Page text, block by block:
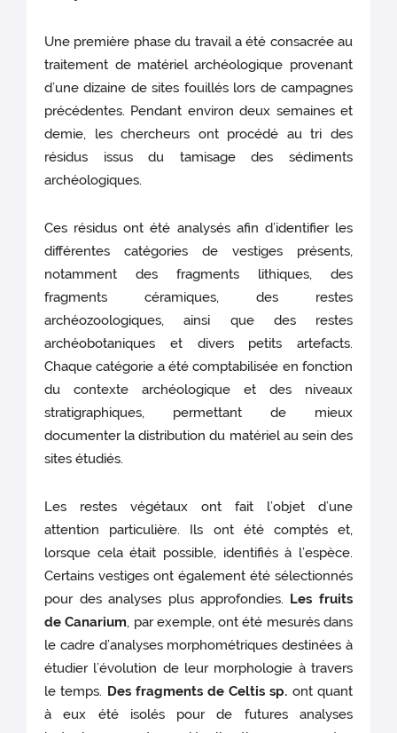
Une première phase du travail a été consacrée au
traitement de matériel archéologique provenant
d’une dizaine de sites fouillés lors de campagnes
précédentes. Pendant environ deux semaines et
demie, les chercheurs ont procédé au tri des
résidus issus du tamisage des sédiments
archéologiques.
Ces résidus ont été analysés afin d’identifier les
différentes catégories de vestiges présents,
notamment des fragments lithiques, des
fragments céramiques, des restes
archéozoologiques, ainsi que des restes
archéobotaniques et divers petits artefacts.
Chaque catégorie a été comptabilisée en fonction
du contexte archéologique et des niveaux
stratigraphiques, permettant de mieux
documenter la distribution du matériel au sein des
sites étudiés.
Les restes végétaux ont fait l’objet d’une
attention particulière. Ils ont été comptés et,
lorsque cela était possible, identifiés à l’espèce.
Certains vestiges ont également été sélectionnés
pour des analyses plus approfondies. Les fruits
de Canarium, par exemple, ont été mesurés dans
le cadre d’analyses morphométriques destinées à
étudier l’évolution de leur morphologie à travers
le temps. Des fragments de Celtis sp. ont quant
à eux été isolés pour de futures analyses